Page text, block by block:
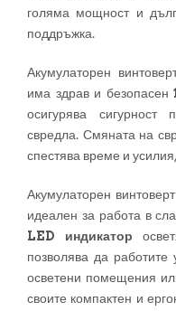
голяма мощност и
поддръжка.
Акумулаторен
има здрав и безопасен
осигурява сигурност
свредла. Смяната на
спестява време и
Акумулаторен
идеален за работа в
LED индикатор
позволява да
осветени помещения
своите компактен и